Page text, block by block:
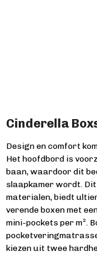
Cinderella
Design en comfort
Het hoofdbord is
baan, waardoor dit
slaapkamer wordt.
materialen, biedt
verende boxen met
mini-pockets per m².
kiezen uit twee